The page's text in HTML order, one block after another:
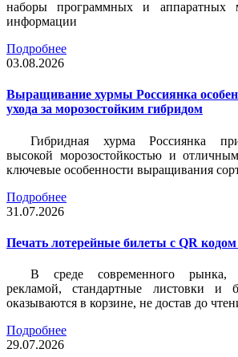
наборы программных и аппаратных
информации
Подробнее
03.08.2026
Выращивание хурмы Россиянка
ухода за морозостойким гибридом
Гибридная хурма Россиянка
высокой морозостойкостью и
ключевые особенности выращивания
Подробнее
31.07.2026
Печать лотерейные билеты c QR
В среде современного рынка,
рекламой, стандартные листовки
оказываются в корзине, не достав до
Подробнее
29.07.2026